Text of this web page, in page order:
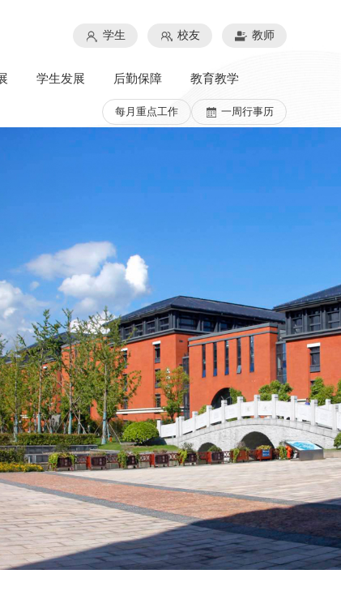
学生 校友 教师
学生发展 后勤保障 教育教学
一周行事历
每月重点工作